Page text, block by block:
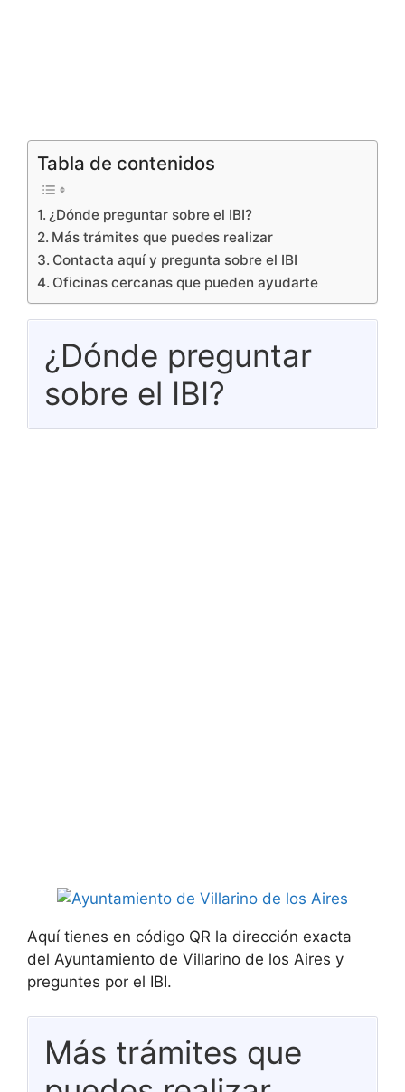
Tabla de contenidos
¿Dónde preguntar sobre el IBI?
Más trámites que puedes realizar
Contacta aquí y pregunta sobre el IBI
Oficinas cercanas que pueden ayudarte
¿Dónde preguntar
sobre el IBI?
Aquí tienes en código QR la dirección exacta
del Ayuntamiento de Villarino de los Aires y
preguntes por el IBI.
Más trámites que